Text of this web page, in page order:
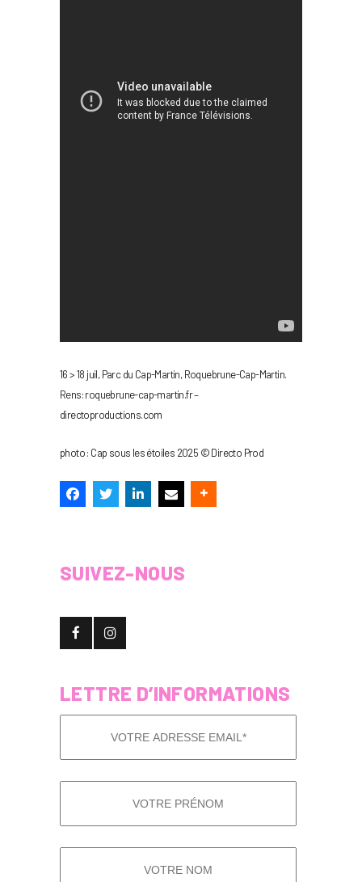
16 > 18 juil, Parc du Cap-Martin, Roquebrune-Cap-Martin.
Rens: roquebrune-cap-martin.fr –
directoproductions.com
photo : Cap sous les étoiles 2025 © Directo Prod
SUIVEZ-NOUS
LETTRE D’INFORMATIONS